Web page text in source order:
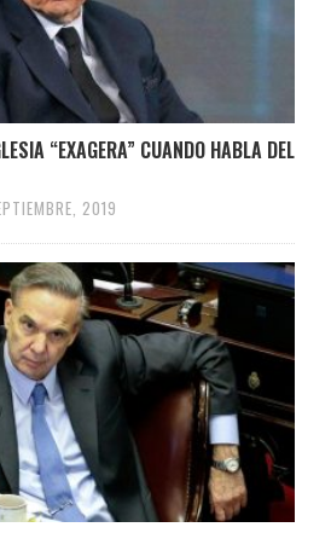
“EXAGERA” CUANDO HABLA DEL
2019